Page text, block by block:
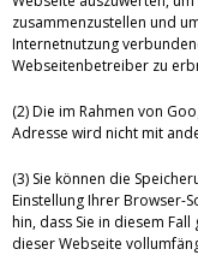
zusammenzustellen und
Internetnutzung
Webseitenbetreiber zu
(2) Die im Rahmen von
Adresse wird nicht mit
(3) Sie können die
Einstellung Ihrer Browser-
hin, dass Sie in diesem
dieser Webseite